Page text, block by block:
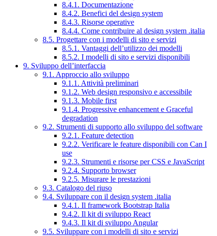
8.4.1. Documentazione
8.4.2. Benefici del design system
8.4.3. Risorse operative
8.4.4. Come contribuire al design system .italia
8.5. Progettare con i modelli di sito e servizi
8.5.1. Vantaggi dell’utilizzo dei modelli
8.5.2. I modelli di sito e servizi disponibili
9. Sviluppo dell’interfaccia
9.1. Approccio allo sviluppo
9.1.1. Attività preliminari
9.1.2. Web design responsivo e accessibile
9.1.3. Mobile first
9.1.4. Progressive enhancement e Graceful
degradation
9.2. Strumenti di supporto allo sviluppo del software
9.2.1. Feature detection
9.2.2. Verificare le feature disponibili con Can I
use
9.2.3. Strumenti e risorse per CSS e JavaScript
9.2.4. Supporto browser
9.2.5. Misurare le prestazioni
9.3. Catalogo del riuso
9.4. Sviluppare con il design system .italia
9.4.1. Il framework Bootstrap Italia
9.4.2. Il kit di sviluppo React
9.4.3. Il kit di sviluppo Angular
9.5. Sviluppare con i modelli di sito e servizi